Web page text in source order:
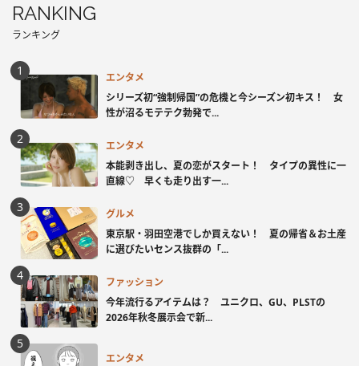
RANKING
ランキング
エンタメ
シリーズ初“強制帰国”の危機と今シーズン初キス！ 女
性が沼るモテテク勃発で...
エンタメ
本能剥き出し、夏の恋がスタート！ タイプの異性に一
直線♡ 早くも走り出す一...
グルメ
東京駅・羽田空港でしか買えない！ 夏の帰省＆お土産
に選びたいセンス抜群の「...
ファッション
今年流行るアイテムは？ ユニクロ、GU、PLSTの
2026年秋冬展示会で新...
エンタメ